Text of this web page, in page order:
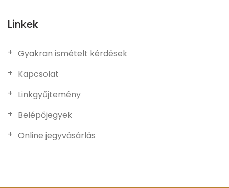
Linkek
Gyakran ismételt kérdések
Kapcsolat
Linkgyűjtemény
Belépőjegyek
Online jegyvásárlás